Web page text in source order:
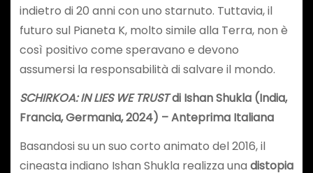
indietro di 20 anni con uno starnuto. Tuttavia, il
futuro sul Pianeta K, molto simile alla Terra, non è
così positivo come speravano e devono
assumersi la responsabilità di salvare il mondo.
SCHIRKOA: IN LIES WE TRUSTdi Ishan Shukla (India,
Francia, Germania, 2024) – Anteprima Italiana
Basandosi su un suo corto animato del 2016, il
cineasta indiano Ishan Shukla realizza una distopia